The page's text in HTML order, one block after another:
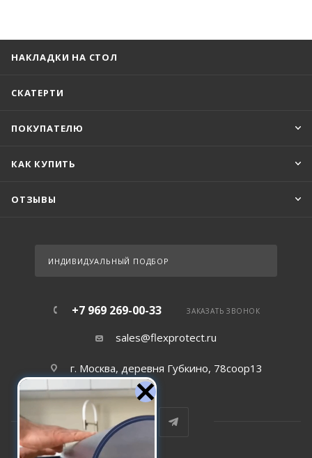
НАКЛАДКИ НА СТОЛ
СКАТЕРТИ
ПОКУПАТЕЛЮ
КАК КУПИТЬ
ОТЗЫВЫ
ИНДИВИДУАЛЬНЫЙ ПОДБОР
+7 969 269-00-33 ЗАКАЗАТЬ ЗВОНОК
sales@flexprotect.ru
г. Москва, деревня Губкино, 78соор13